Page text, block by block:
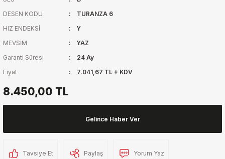
DESEN KODU
TURANZA 6
HIZ ENDEKSİ
Y
MEVSİM
YAZ
Garanti Süresi
24 Ay
Fiyat
7.041,67 TL + KDV
8.450,00 TL
Gelince Haber Ver
Tavsiye Et Paylaş Yorum Yaz